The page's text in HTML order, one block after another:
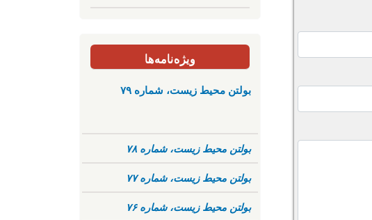
ویژه‌نامه‌ها
بولتن محیط زیست، شماره ۷۹
بولتن محیط زیست، شماره ۷۸
بولتن محیط زیست، شماره ۷۷
بولتن محیط زیست، شماره ۷۶